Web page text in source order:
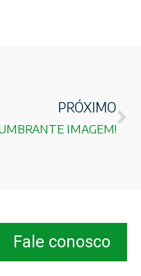
PRÓXIMO
IMAGEM!
Fale conosco